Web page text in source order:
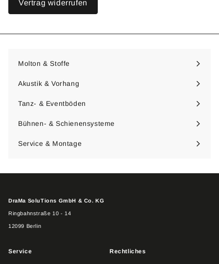
Vertrag widerrufen
Molton & Stoffe
Menü
Akustik & Vorhang
Menü
Tanz- & Eventböden
Menü
Bühnen- & Schienensysteme
Menü
Service & Montage
DraMa SoluTions GmbH & Co. KG
Ringbahnstraße 10 - 14
12099 Berlin
Service Rechtliches